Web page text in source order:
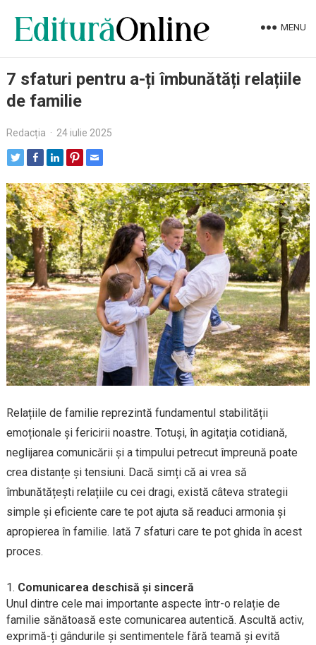
MENU
7 sfaturi pentru a-ți îmbunătăți relațiile
de familie
Redacția · 24 iulie 2025
Relațiile de familie reprezintă fundamentul stabilității
emoționale și fericirii noastre. Totuși, în agitația cotidiană,
neglijarea comunicării și a timpului petrecut împreună poate
crea distanțe și tensiuni. Dacă simți că ai vrea să
îmbunătățești relațiile cu cei dragi, există câteva strategii
simple și eficiente care te pot ajuta să readuci armonia și
apropierea în familie. Iată 7 sfaturi care te pot ghida în acest
proces.
Comunicarea deschisă și sinceră
Unul dintre cele mai importante aspecte într-o relație de
familie sănătoasă este comunicarea autentică. Ascultă activ,
exprimă-ți gândurile și sentimentele fără teamă și evită